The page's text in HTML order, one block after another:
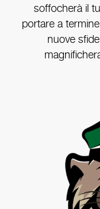
soffocherà il
portare a
nuove